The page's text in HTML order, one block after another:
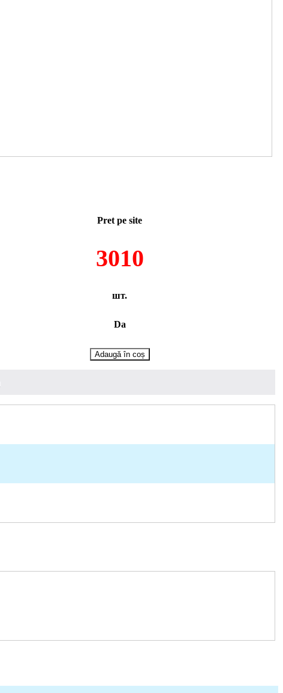
Pret pe site
3010
шт.
Da
Cantitate
Lavoar
MLN-
Adaugă în coș